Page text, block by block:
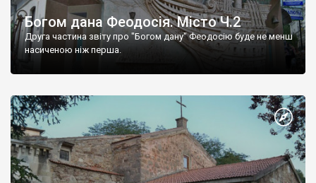
Богом дана Феодосія. Місто Ч.2
Друга частина звіту про "Богом дану" Феодосію буде не менш
насиченою ніж перша.